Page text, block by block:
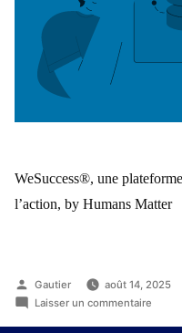
WeSuccess®, une
l’action, by Humans Matter
Gautier août 14, 2025
Laisser un commentaire